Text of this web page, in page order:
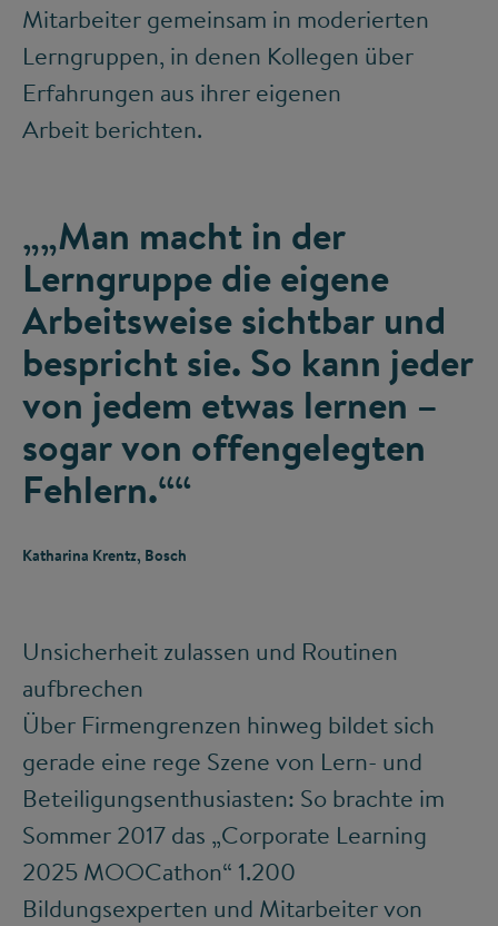
Mitarbeiter gemeinsam in moderierten
Lerngruppen, in denen Kollegen über
Erfahrungen aus ihrer eigenen
Arbeit berichten.
„„Man macht in der
Lerngruppe die eigene
Arbeitsweise sichtbar und
bespricht sie. So kann jeder
von jedem etwas lernen –
sogar von offengelegten
Fehlern.““
Katharina Krentz, Bosch
Unsicherheit zulassen und Routinen
aufbrechen
Über Firmengrenzen hinweg bildet sich
gerade eine rege Szene von Lern- und
Beteiligungsenthusiasten: So brachte im
Sommer 2017 das „Corporate Learning
2025 MOOCathon“ 1.200
Bildungsexperten und Mitarbeiter von